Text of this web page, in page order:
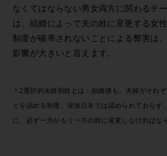
なくてはならない男女両方に関わるテ
は、結婚によって夫の姓に変更する女
制度が確率されないことによる弊害は
影響が大きいと言えます。
＊2選択的夫婦別姓とは：結婚後も、夫婦がそれ
とを認める制度。現状日本では認められておらず
に、必ず一方がもう一方の姓に変更しなければな